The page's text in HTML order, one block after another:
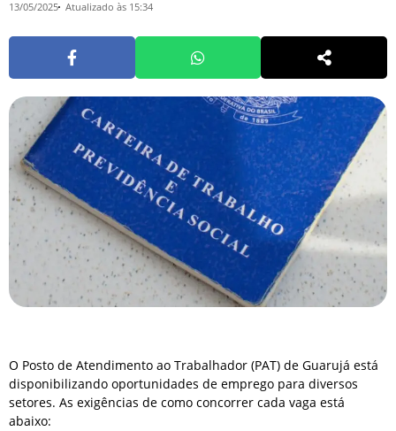
13/05/2025 Atualizado às 15:34
O Posto de Atendimento ao Trabalhador (PAT) de Guarujá está
disponibilizando oportunidades de emprego para diversos
setores. As exigências de como concorrer cada vaga está
abaixo: